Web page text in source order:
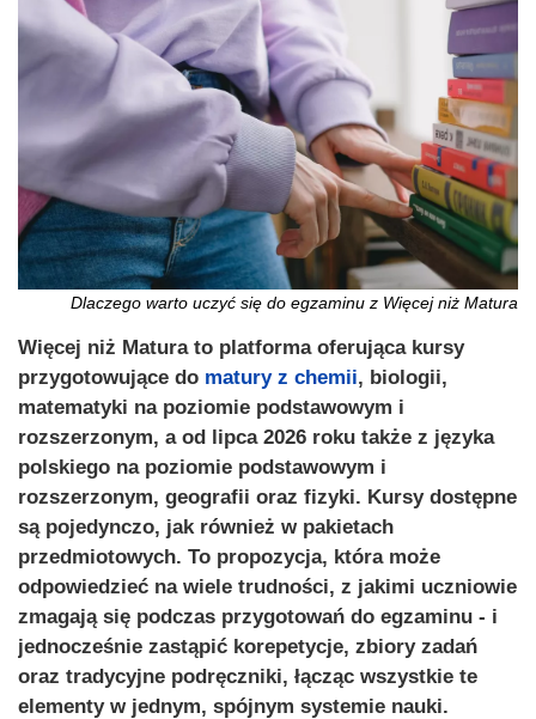
Dlaczego warto uczyć się do egzaminu z Więcej niż Matura
Więcej niż Matura to platforma oferująca kursy
przygotowujące do matury z chemii, biologii,
matematyki na poziomie podstawowym i
rozszerzonym, a od lipca 2026 roku także z języka
polskiego na poziomie podstawowym i
rozszerzonym, geografii oraz fizyki. Kursy dostępne
są pojedynczo, jak również w pakietach
przedmiotowych. To propozycja, która może
odpowiedzieć na wiele trudności, z jakimi uczniowie
zmagają się podczas przygotowań do egzaminu - i
jednocześnie zastąpić korepetycje, zbiory zadań
oraz tradycyjne podręczniki, łącząc wszystkie te
elementy w jednym, spójnym systemie nauki.